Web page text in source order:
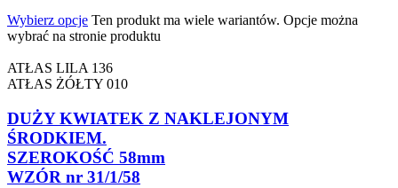
Wybierz opcje Ten produkt ma wiele wariantów. Opcje można
wybrać na stronie produktu
ATŁAS LILA 136
ATŁAS ŻÓŁTY 010
DUŻY KWIATEK Z NAKLEJONYM
ŚRODKIEM.
SZEROKOŚĆ 58mm
WZÓR nr 31/1/58